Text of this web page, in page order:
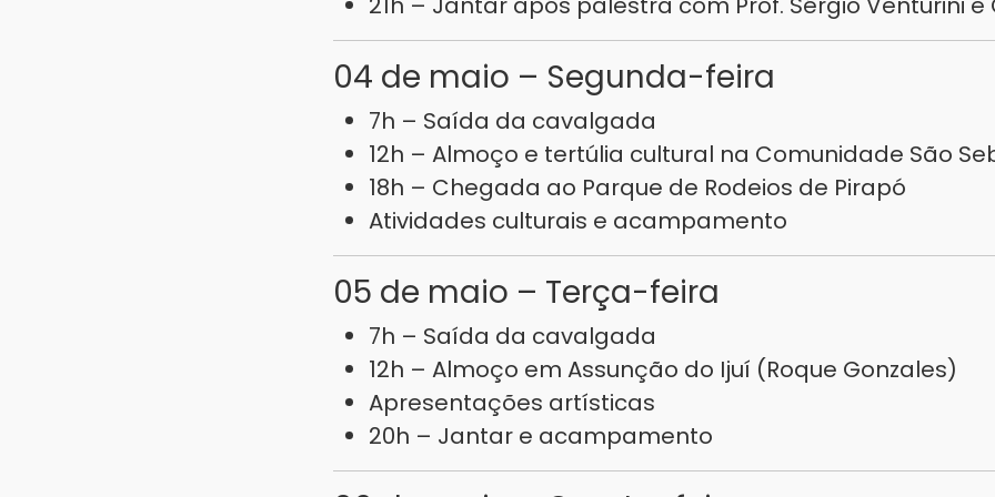
04 de maio – Segunda-feira
7h – Saída da cavalgada
12h – Almoço e tertúlia cultural na Comunidade São
18h – Chegada ao Parque de Rodeios de Pirapó
Atividades culturais e acampamento
05 de maio – Terça-feira
7h – Saída da cavalgada
12h – Almoço em Assunção do Ijuí (Roque Gonzales)
Apresentações artísticas
20h – Jantar e acampamento